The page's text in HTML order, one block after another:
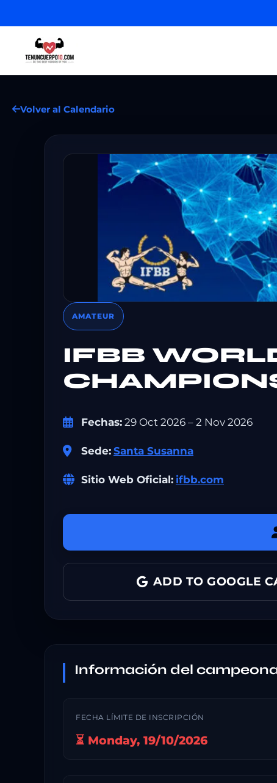
Volver al Calendario
AMATEUR
IFBB
Fechas: 29 Oct 2026 – 2 Nov 2026
Sede: Santa Susanna
Sitio Web Oficial: ifbb.com
ADD TO GOOGLE
Información del
FECHA LÍMITE DE INSCRIPCIÓN
⏳ Monday, 19/10/2026